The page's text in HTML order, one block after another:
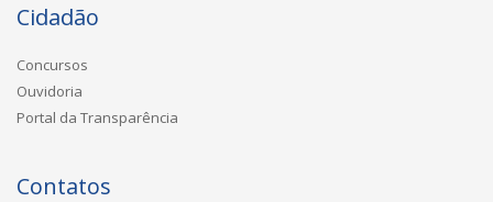
Cidadão
Concursos
Ouvidoria
Portal da Transparência
Contatos